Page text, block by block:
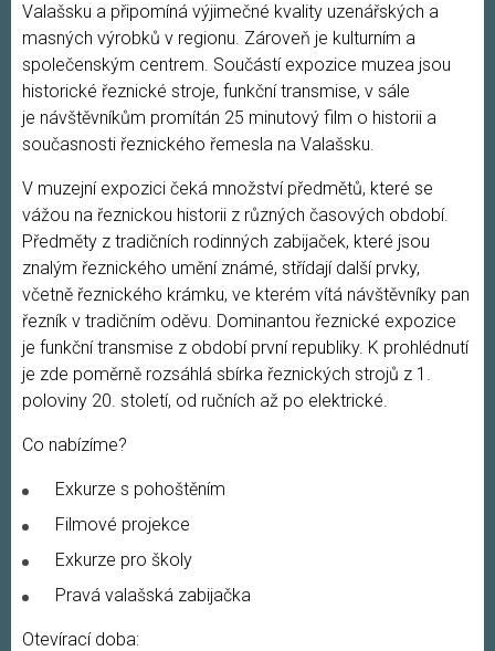
Valašsku a připomíná výjimečné kvality uzenářských a
masných výrobků v regionu. Zároveň je kulturním a
společenským centrem. Součástí expozice muzea jsou
historické řeznické stroje, funkční transmise, v sále
je návštěvníkům promítán 25 minutový film o historii a
současnosti řeznického řemesla na Valašsku.
V muzejní expozici čeká množství předmětů, které se
vážou na řeznickou historii z různých časových období.
Předměty z tradičních rodinných zabijaček, které jsou
znalým řeznického umění známé, střídají další prvky,
včetně řeznického krámku, ve kterém vítá návštěvníky pan
řezník v tradičním oděvu. Dominantou řeznické expozice
je funkční transmise z období první republiky. K prohlédnutí
je zde poměrně rozsáhlá sbírka řeznických strojů z 1.
poloviny 20. století, od ručních až po elektrické.
Co nabízíme?
Exkurze s pohoštěním
Filmové projekce
Exkurze pro školy
Pravá valašská zabijačka
Otevírací doba: